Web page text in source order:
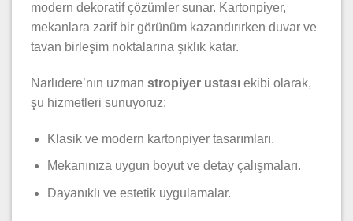
modern dekoratif çözümler sunar. Kartonpiyer,
mekanlara zarif bir görünüm kazandırırken duvar ve
tavan birleşim noktalarına şıklık katar.
Narlıdere’nın uzman stropiyer ustası ekibi olarak,
şu hizmetleri sunuyoruz:
Klasik ve modern kartonpiyer tasarımları.
Mekanınıza uygun boyut ve detay çalışmaları.
Dayanıklı ve estetik uygulamalar.